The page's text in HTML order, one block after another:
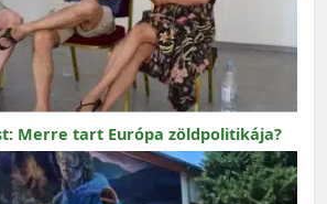
Merre tart Európa zöldpolitikája?